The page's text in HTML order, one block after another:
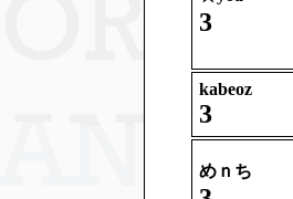
3
kabeoz
3
めｎち